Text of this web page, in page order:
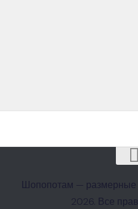
Шопопотам — размерные
2026. Все